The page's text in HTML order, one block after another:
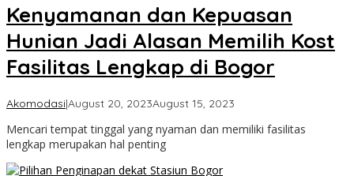
Kenyamanan dan Kepuasan
Hunian Jadi Alasan Memilih Kost
Fasilitas Lengkap di Bogor
Akomodasi|August 20, 2023August 15, 2023
Bogor
Mencari tempat tinggal yang nyaman dan memiliki fasilitas
lengkap merupakan hal penting